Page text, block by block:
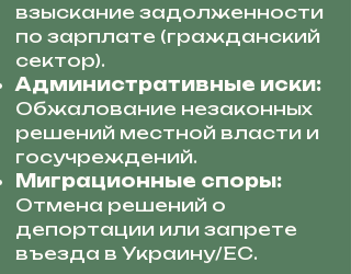
взыскание задолженности
по зарплате (гражданский
сектор).
Административные иски:
Обжалование незаконных
решений местной власти и
госучреждений.
Миграционные споры:
Отмена решений о
депортации или запрете
въезда в Украину/ЕС.